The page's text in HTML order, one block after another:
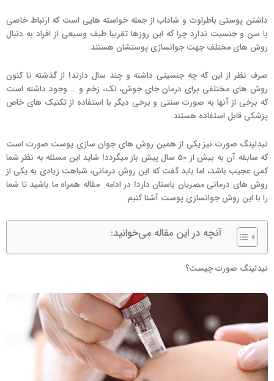
داشتن پوستی باطراوت و شاداب از جمله خواسته هایی است که ارتباط خاصی
با سن و جنسیت ندارد چرا که این روزها تقریبا طیف وسیعی از افراد به دنبال
روش های مختلف جهت جوانسازی پوستشان هستند.
صرف نظر از این که چه جنسیتی داشته و چند سال دارند! از گذشته تا کنون
روش های مختلفی برای درمان جای جوش، لک، زخم و … وجود داشته است
که برخی از آنها به صورت سنتی و برخی دیگر با استفاده از تکنیک های خاص
پزشکی قابل استفاده هستند.
نیدلینگ صورت نیز یکی از همین روش های جوان سازی پوست صورت است
که سابقه آن به بیش از 50 سال پیش باز میگردد! شاید این مسئله به نظر شما
کمی عجیب باشد، اما باید گفت که این روش درمانی، شباهت زیادی به یکی از
روش های درمانی مصریان باستان دارد! در ادامه مقاله همراه ما باشید تا شما
را با این روش جوانسازی پوست آشنا کنیم.
آنچه در این مقاله می‌خوانید:
نیدلینگ صورت چیست؟